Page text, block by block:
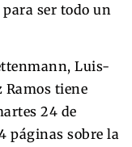
ser todo un
Luis-
tiene
24 de
páginas sobre la